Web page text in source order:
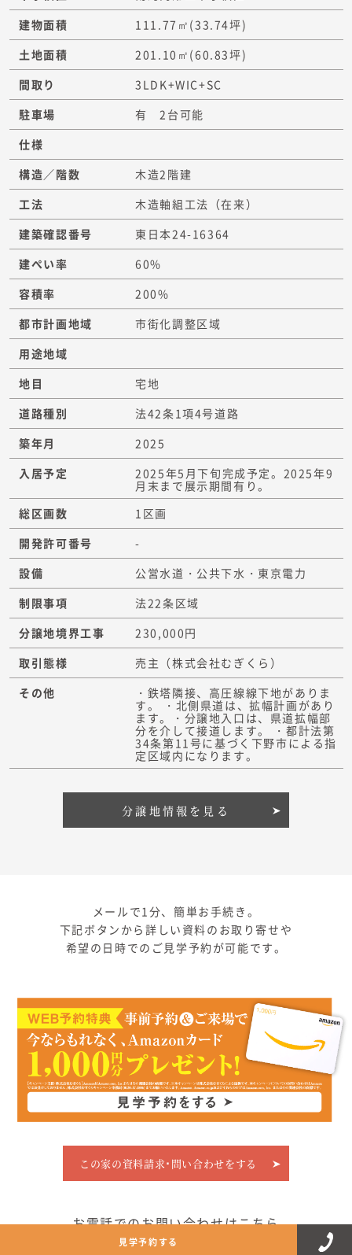
見学予約する
建物面積
111.77㎡ (33.74坪)
土地面積
201.10㎡ (60.83坪)
間取り
3LDK+WIC+SC
駐車場
有 2台可能
仕様
構造／階数
木造2階建
工法
木造軸組工法（在来）
建築確認番号
東日本24-16364
建ぺい率
60%
容積率
200%
都市計画地域
市街化調整区域
用途地域
地目
宅地
道路種別
法42条1項4号道路
築年月
2025
入居予定
2025年5月下旬完成予定。2025年9
月末まで展示期間有り。
総区画数
1区画
開発許可番号
-
設備
公営水道・公共下水・東京電力
制限事項
法22条区域
分譲地境界工事
230,000円
取引態様
売主（株式会社むぎくら）
その他
・鉄塔隣接、高圧線線下地がありま
す。 ・北側県道は、拡幅計画があり
ます。・分譲地入口は、県道拡幅部
分を介して接道します。 ・都計法第
34条第11号に基づく下野市による指
定区域内になります。
分譲地情報を見る
メールで1分、簡単お手続き。
下記ボタンから詳しい資料のお取り寄せや
希望の日時でのご見学予約が可能です。
この家の資料請求･問い合わせをする
お電話でのお問い合わせはこちら
ささいな事でも